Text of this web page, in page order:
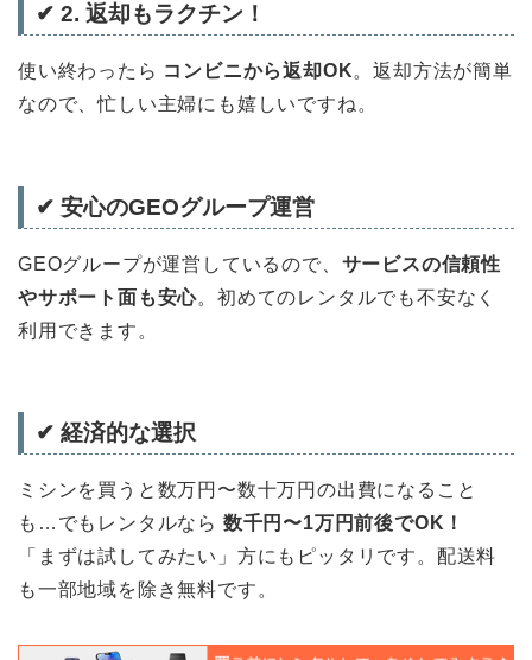
✔ 2. 返却もラクチン！
使い終わったら コンビニから返却OK。返却方法が簡単
なので、忙しい主婦にも嬉しいですね。
✔ 安心のGEOグループ運営
GEOグループが運営しているので、 サービスの信頼性
やサポート面も安心。初めてのレンタルでも不安なく
利用できます。
✔ 経済的な選択
ミシンを買うと数万円〜数十万円の出費になること
も…でもレンタルなら 数千円〜1万円前後でOK！
「まずは試してみたい」方にもピッタリです。配送料
も一部地域を除き無料です。